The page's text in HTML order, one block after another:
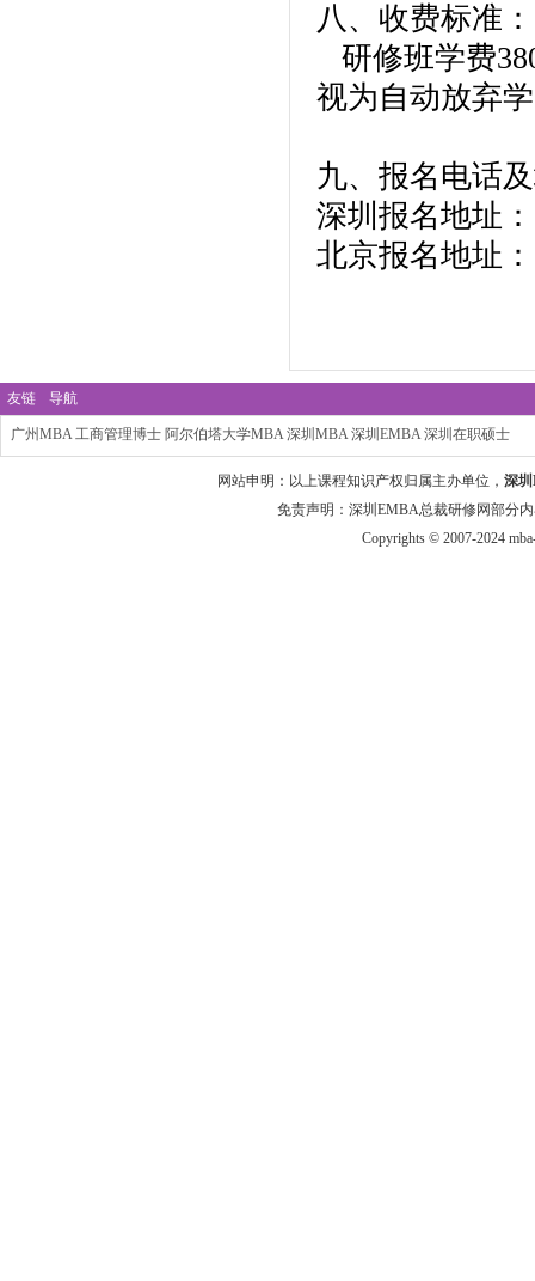
八、收费标准：
研修班学费
视为自动放弃
九、报名电话
深圳报名地址
北京报名地址
友链 导航
广州MBA 工商管理博士 阿尔伯塔大学MBA 深圳MBA 深圳EMBA 深圳在职硕士
网站申明：以上课程知识产权归属主办单位， 深
免责声明：深圳EMBA总裁研修网部分
Copyrights © 2007-2024